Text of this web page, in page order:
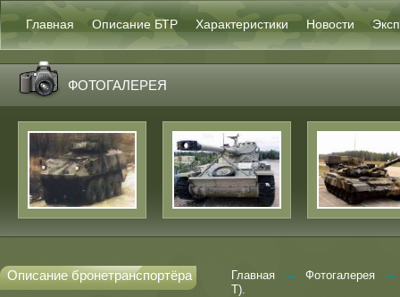
Главная Описание БТР Характеристики Новости
ФОТОГАЛЕРЕЯ
Описание бронетранспортёра Главная → Фотогалерея →
Т).